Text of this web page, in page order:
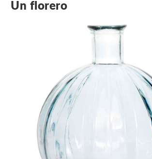
Un florero